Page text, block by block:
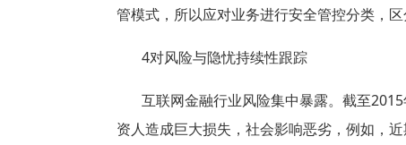
管模式，所以应对业务进行安全管控分类，
4对风险与隐忧持续性跟踪
互联网金融行业风险集中暴露。截至2015
资人造成巨大损失，社会影响恶劣，例如，